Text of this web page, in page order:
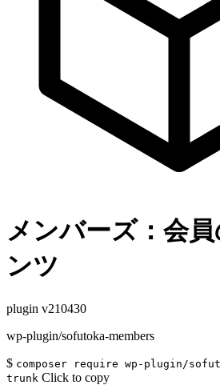
メンバーズ：会
ンツ
plugin v210430
wp-plugin/sofutoka-members
$ composer require wp-plugin/
trunk Click to copy